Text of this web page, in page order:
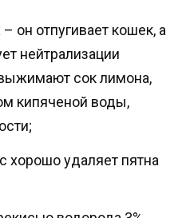
он отпугивает кошек, а
нейтрализации
сок лимона,
кипяченой воды,
хорошо удаляет пятна